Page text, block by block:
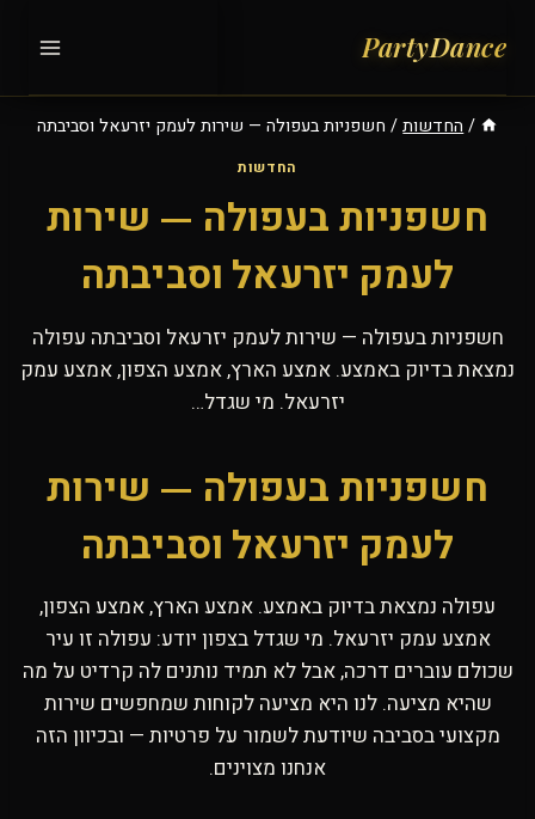
/ החדשות / חשפניות בעפולה — שירות לעמק יזרעאל וסביבתה
החדשות
חשפניות בעפולה — שירות
לעמק יזרעאל וסביבתה
חשפניות בעפולה — שירות לעמק יזרעאל וסביבתה עפולה
נמצאת בדיוק באמצע. אמצע הארץ, אמצע הצפון, אמצע עמק
יזרעאל. מי שגדל…
חשפניות בעפולה — שירות
לעמק יזרעאל וסביבתה
עפולה נמצאת בדיוק באמצע. אמצע הארץ, אמצע הצפון,
אמצע עמק יזרעאל. מי שגדל בצפון יודע: עפולה זו עיר
שכולם עוברים דרכה, אבל לא תמיד נותנים לה קרדיט על מה
שהיא מציעה. לנו היא מציעה לקוחות שמחפשים שירות
מקצועי בסביבה שיודעת לשמור על פרטיות — ובכיוון הזה
אנחנו מצוינים.